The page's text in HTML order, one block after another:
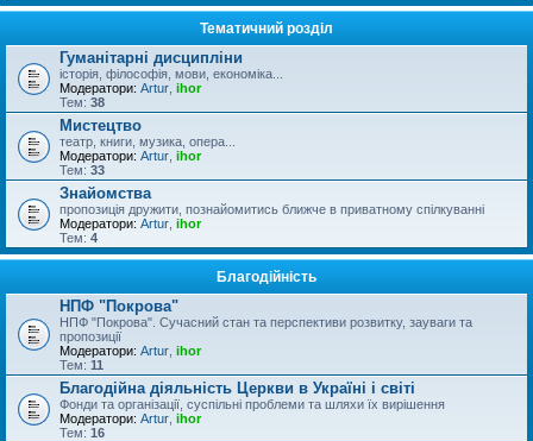
Тематичний розділ
Гуманітарні дисципліни
історія, філософія, мови, економіка...
Модератори: Artur ihor
Тем: 38
Мистецтво
театр, книги, музика, опера...
Модератори: Artur ihor
Тем: 33
Знайомства
пропозиція дружити, познайомитись ближче в приватному спілкуванні
Модератори: Artur ihor
Тем: 4
Благодійність
НПФ "Покрова"
НПФ "Покрова". Сучасний стан та перспективи розвитку, зауваги та
пропозиції
Модератори: Artur ihor
Тем: 11
Благодійна діяльність Церкви в Україні і світі
Фонди та організації, суспільні проблеми та шляхи їх вирішення
Модератори: Artur ihor
Тем: 16